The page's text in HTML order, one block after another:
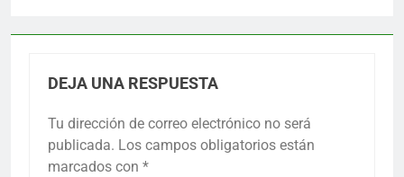
DEJA UNA RESPUESTA
Tu dirección de correo electrónico no será
publicada. Los campos obligatorios están
marcados con *